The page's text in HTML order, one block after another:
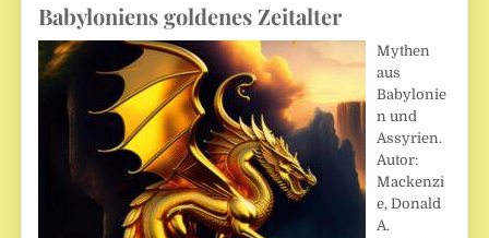
Babyloniens goldenes Zeitalter
Mythen
aus
Babylonie
n und
Assyrien.
Autor:
Mackenzi
e, Donald
A.